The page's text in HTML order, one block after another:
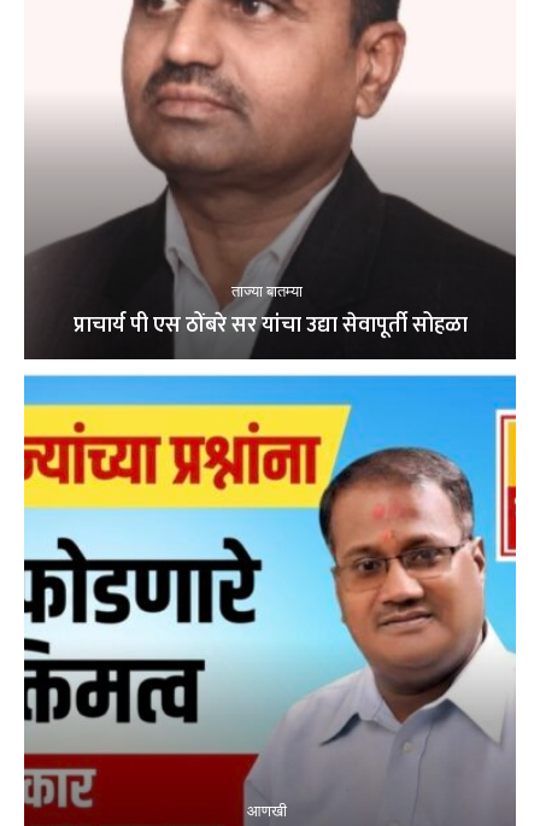
ताज्या बातम्या
प्राचार्य पी एस ठोंबरे सर यांचा उद्या सेवापूर्ती सोहळा
आणखी